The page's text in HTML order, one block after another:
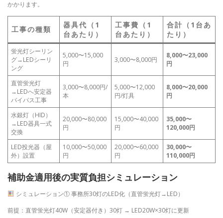
かかります。
工事の種類
器具代（1
台あたり）
工事費（1
台あたり）
合計（1台あ
たり）
蛍光灯シーリン
グ→LEDシーリ
ング
5,000〜15,000
円
3,000〜8,000円
8,000〜23,000
円
直管蛍光灯
→LEDへ安定器
バイパス工事
3,000〜8,000円/
本
5,000〜12,000
円/灯具
8,000〜20,000
円
水銀灯（HID）
→LED器具一式
交換
20,000〜80,000
円
15,000〜40,000
円
35,000〜
120,000円
LED投光器（屋
外）設置
10,000〜50,000
円
20,000〜60,000
円
30,000〜
110,000円
補助金適用後の実質負担シミュレーション
シミュレーション① 事務所30灯のLED化（直管蛍光灯→LED）
前提：直管蛍光灯40W（安定器付き）30灯 → LED20W×30灯に更新